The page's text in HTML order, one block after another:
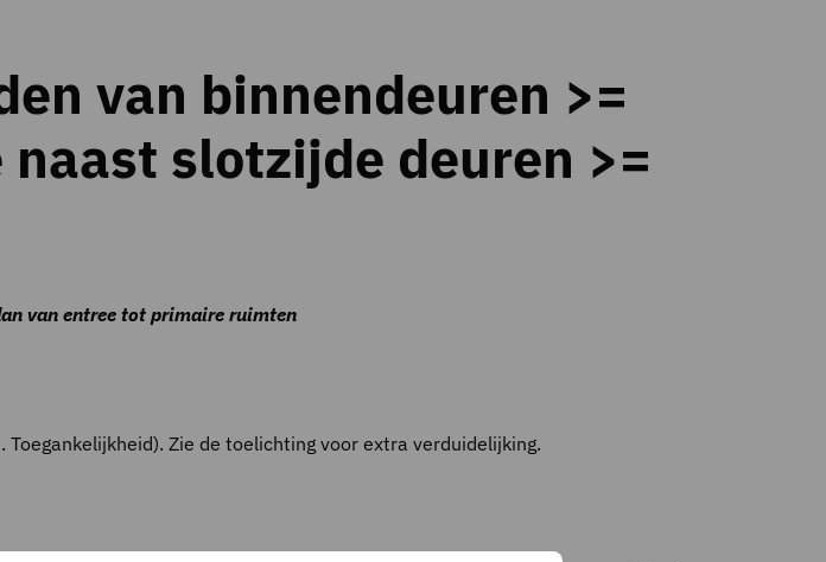
van binnendeuren >=
slotzijde deuren >=
van entree tot primaire ruimten
Zie de toelichting voor extra verduidelijking.